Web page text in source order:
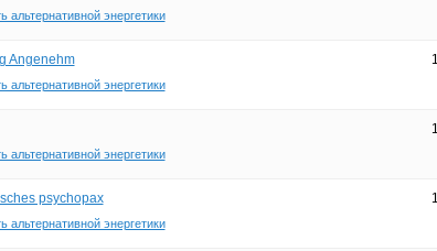
альтернативной энергетики
Angenehm
альтернативной энергетики
1
альтернативной энергетики
1
psychopax
альтернативной энергетики
1